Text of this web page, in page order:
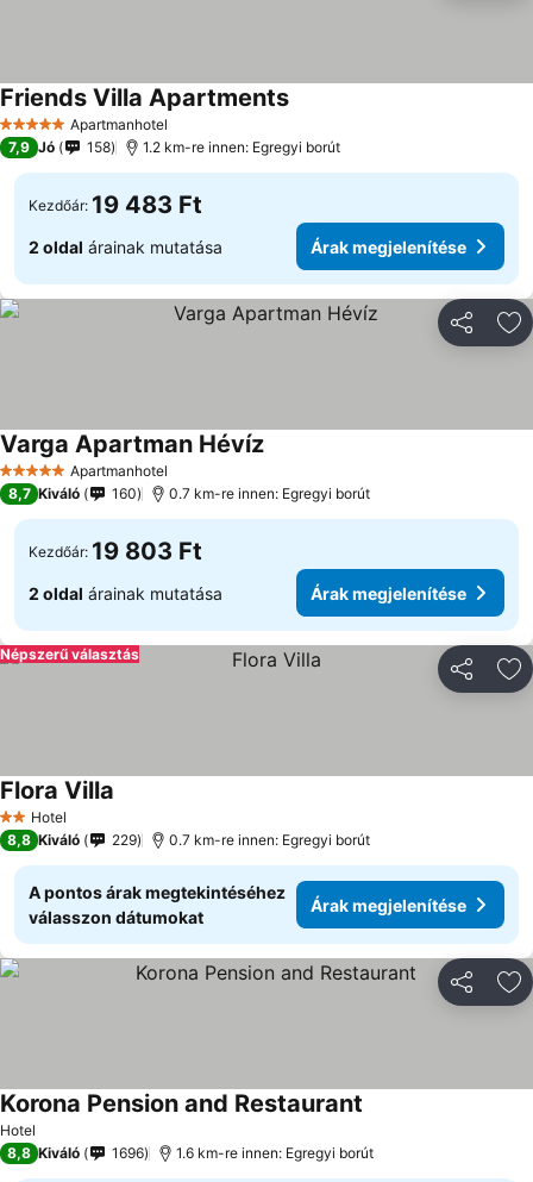
5 KategóriaApartmanhotel
Friends Villa ApartmentsÁrak megjelenítése
7,9 Jó 158 1.2 km-re innen: Egregyi borút
Kezdőár: 19 483 Ft
2 oldal árainak mutatása Árak megjelenítése
5 KategóriaApartmanhotel
Varga Apartman HévízÁrak megjelenítése
8,7 Kiváló 160 0.7 km-re innen: Egregyi borút
Kezdőár: 19 803 Ft
2 oldal árainak mutatása Árak megjelenítése
Népszerű választás
2 Kategória
Hotel
Flora Villa
8,8 Kiváló 229 0.7 km-re innen: Egregyi borút
A pontos árak megtekintéséhez
válasszon dátumokat
Árak megjelenítése
Hotel
Korona Pension and Restaurant
8,8 Kiváló 1696 1.6 km-re innen: Egregyi borút